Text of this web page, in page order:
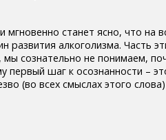
станет ясно, что на
развития алкоголизма. Часть
сознательно не понимаем,
первый шаг к осознанности –
(во всех смыслах этого слова)